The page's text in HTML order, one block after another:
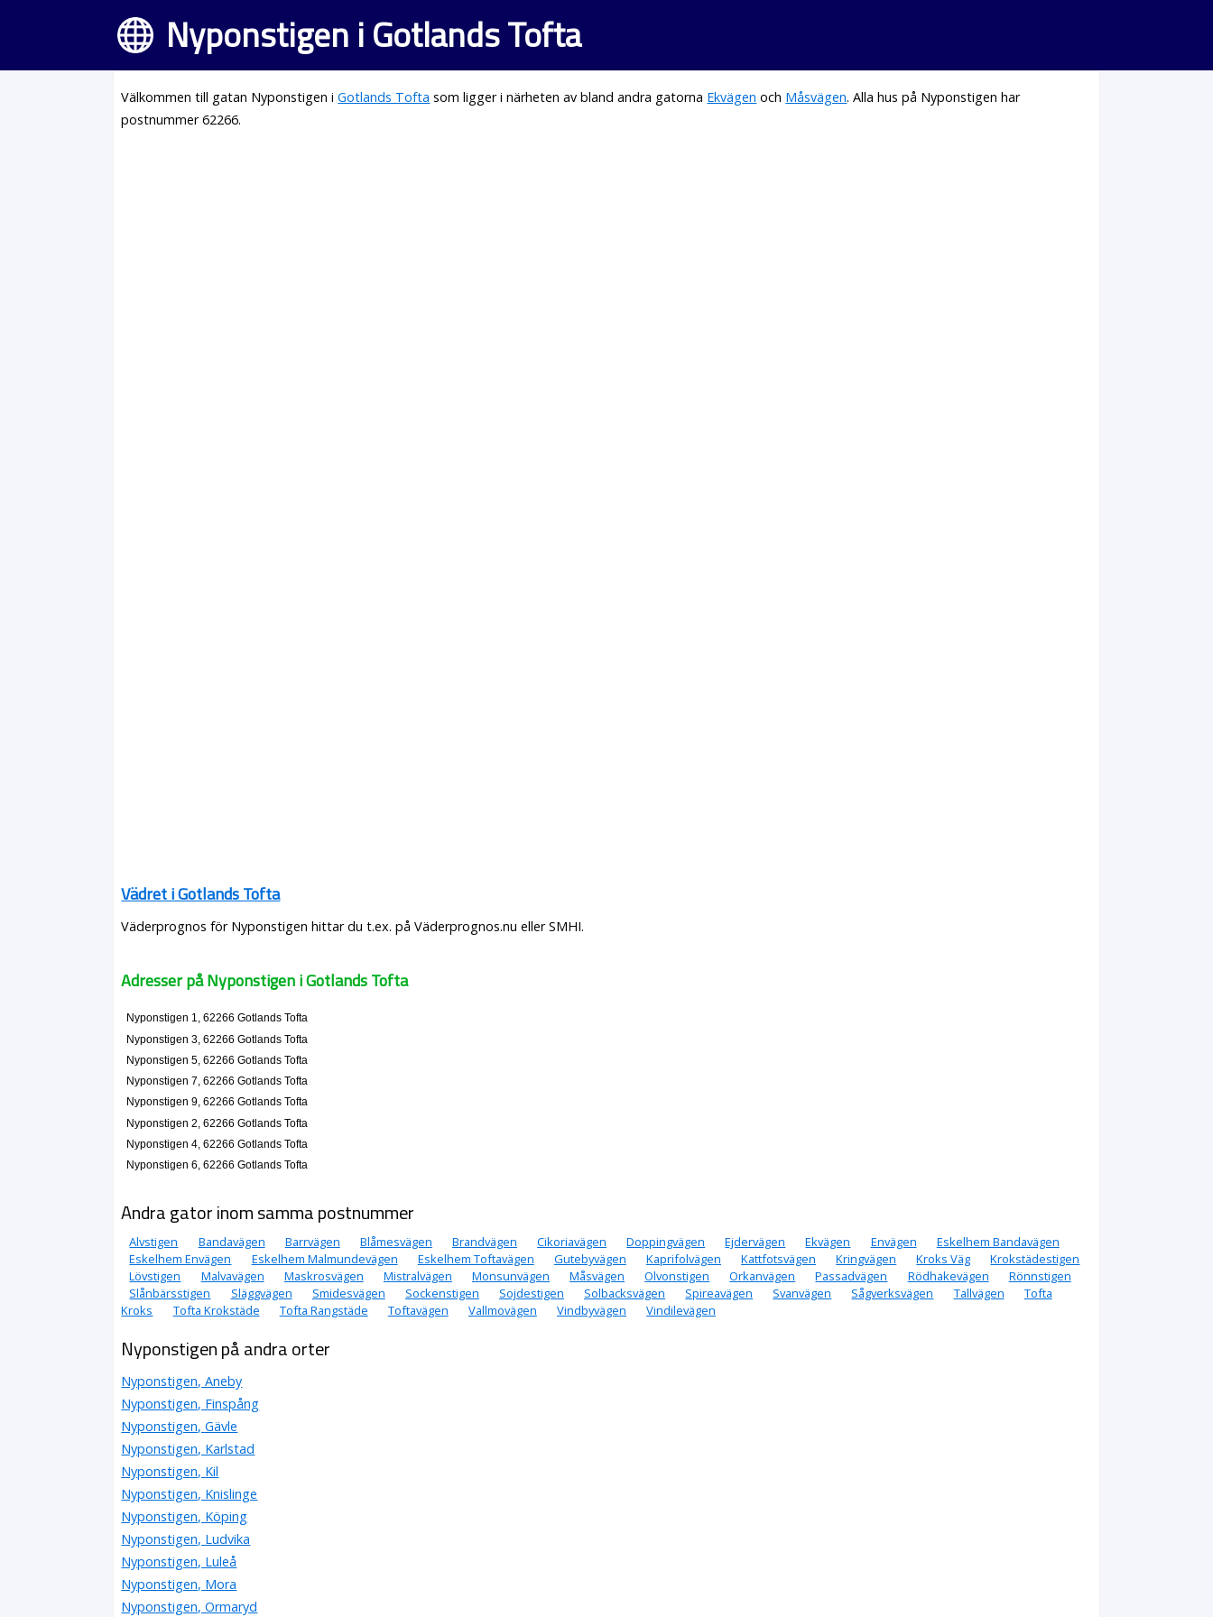
Nyponstigen i Gotlands Tofta
Välkommen till gatan Nyponstigen iGotlands Tofta som ligger i närheten av bland andra gatorna Ekvägen och Måsvägen. Alla hus på Nyponstigen har
postnummer 62266.
Vädret i Gotlands Tofta
Väderprognos för Nyponstigen hittar du t.ex. på Väderprognos.nu eller SMHI.
Adresser på Nyponstigen i Gotlands Tofta
Nyponstigen 1, 62266 Gotlands Tofta
Nyponstigen 3, 62266 Gotlands Tofta
Nyponstigen 5, 62266 Gotlands Tofta
Nyponstigen 7, 62266 Gotlands Tofta
Nyponstigen 9, 62266 Gotlands Tofta
Nyponstigen 2, 62266 Gotlands Tofta
Nyponstigen 4, 62266 Gotlands Tofta
Nyponstigen 6, 62266 Gotlands Tofta
Andra gator inom samma postnummer
Alvstigen Bandavägen Barrvägen Blåmesvägen Brandvägen Cikoriavägen Doppingvägen Ejdervägen Ekvägen Envägen
Eskelhem Bandavägen
Eskelhem Envägen
Eskelhem Malmundevägen Eskelhem Toftavägen Gutebyvägen Kaprifolvägen Kattfotsvägen Kringvägen Kroks Väg
Krokstädestigen
Lövstigen
Malvavägen Maskrosvägen Mistralvägen Monsunvägen Måsvägen Olvonstigen Orkanvägen Passadvägen Rödhakevägen
Rönnstigen
Slånbärsstigen
Släggvägen Smidesvägen Sockenstigen Sojdestigen Solbacksvägen Spireavägen Svanvägen Sågverksvägen Tallvägen
Tofta
Kroks
Tofta Krokstäde Tofta Rangstäde Toftavägen Vallmovägen Vindbyvägen Vindilevägen
Nyponstigen på andra orter
Nyponstigen, Aneby
Nyponstigen, Finspång
Nyponstigen, Gävle
Nyponstigen, Karlstad
Nyponstigen, Kil
Nyponstigen, Knislinge
Nyponstigen, Köping
Nyponstigen, Ludvika
Nyponstigen, Luleå
Nyponstigen, Mora
Nyponstigen, Ormaryd